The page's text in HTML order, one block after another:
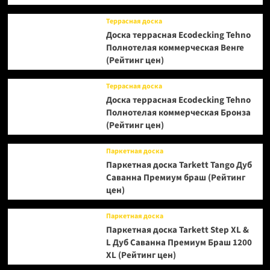
Террасная доска
Доска террасная Ecodecking Tehno
Полнотелая коммерческая Венге
(Рейтинг цен)
Террасная доска
Доска террасная Ecodecking Tehno
Полнотелая коммерческая Бронза
(Рейтинг цен)
Паркетная доска
Паркетная доска Tarkett Tango Дуб
Саванна Премиум браш (Рейтинг
цен)
Паркетная доска
Паркетная доска Tarkett Step XL &
L Дуб Саванна Премиум Браш 1200
XL (Рейтинг цен)